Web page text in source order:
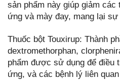
sản phẩm này giúp giảm
ứng và mày đay, mang lại
Thuốc bột Touxirup: Thành
dextromethorphan,
phẩm được sử dụng để điều
ứng, và các bệnh lý liên